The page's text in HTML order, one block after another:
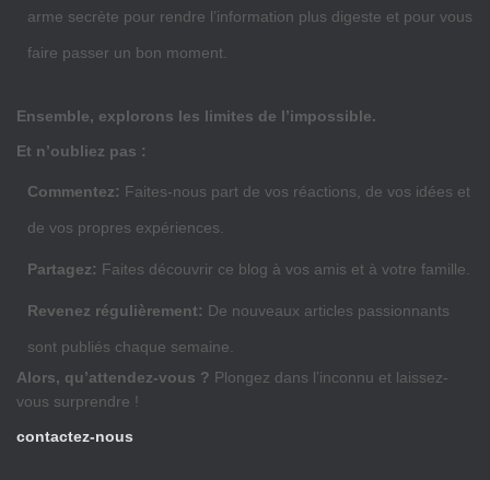
arme secrète pour rendre l’information plus digeste et pour vous
faire passer un bon moment.
Ensemble, explorons les limites de l’impossible.
Et n’oubliez pas :
Commentez: Faites-nous part de vos réactions, de vos idées et
de vos propres expériences.
Partagez: Faites découvrir ce blog à vos amis et à votre famille.
Revenez régulièrement: De nouveaux articles passionnants
sont publiés chaque semaine.
Alors, qu’attendez-vous ? Plongez dans l’inconnu et laissez-
vous surprendre !
contactez-nous